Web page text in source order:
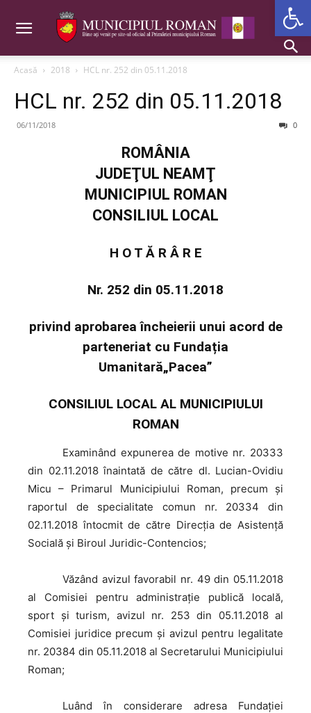
Acasă 2018 HCL nr. 252 din 05.11.2018
HCL nr. 252 din 05.11.2018
06/11/2018 0
ROMÂNIA
JUDEŢUL NEAMŢ
MUNICIPIUL ROMAN
CONSILIUL LOCAL
H O T Ă R Â R E
Nr. 252 din 05.11.2018
privind aprobarea încheierii unui acord de
parteneriat cu Fundația
Umanitară„Pacea”
CONSILIUL LOCAL AL MUNICIPIULUI
ROMAN
Examinând expunerea de motive nr. 20333
din 02.11.2018 înaintată de către dl. Lucian-Ovidiu
Micu – Primarul Municipiului Roman, precum şi
raportul de specialitate comun nr. 20334 din
02.11.2018 întocmit de către Direcția de Asistență
Socială și Biroul Juridic-Contencios;
Văzând avizul favorabil nr. 49 din 05.11.2018
al Comisiei pentru administrație publică locală,
sport și turism, avizul nr. 253 din 05.11.2018 al
Comisiei juridice precum şi avizul pentru legalitate
nr. 20384 din 05.11.2018 al Secretarului Municipiului
Roman;
Luând în considerare adresa Fundației